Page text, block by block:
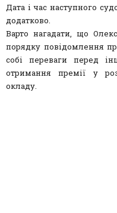
Дата і час наступного
додатково.
Варто нагадати, що
порядку повідомлення
собі переваги перед
отримання премії у
окладу.